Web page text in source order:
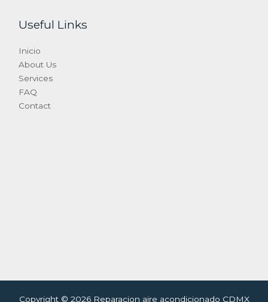
Useful Links
Inicio
About Us
Services
FAQ
Contact
Copyright © 2026 Reparacion aire acondicionado CDMX